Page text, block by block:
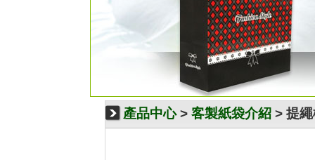
產品中心> 客製紙袋介紹 > 提